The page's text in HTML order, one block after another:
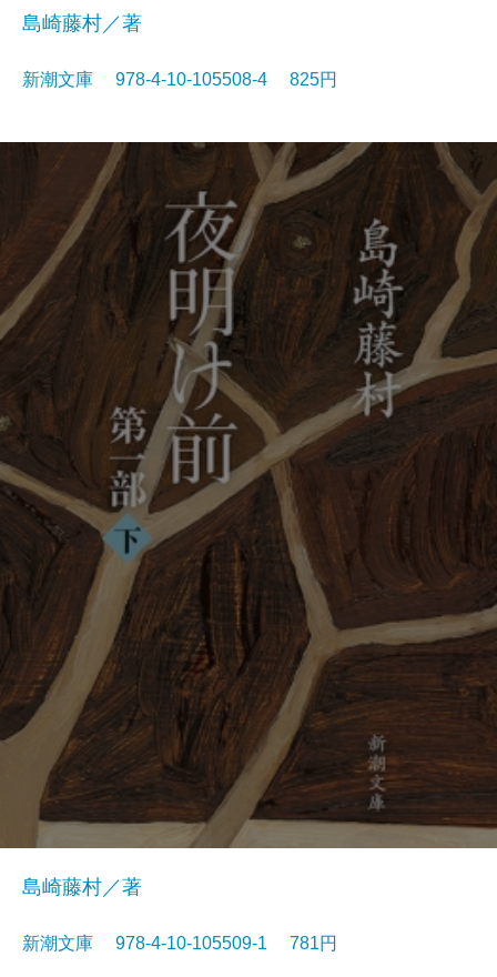
島崎藤村／著
新潮文庫 978-4-10-105508-4 825円
島崎藤村／著
新潮文庫 978-4-10-105509-1 781円